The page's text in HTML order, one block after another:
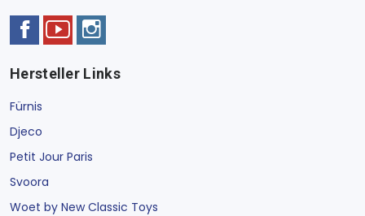
Hersteller Links
Fürnis
Djeco
Petit Jour Paris
Svoora
Woet by New Classic Toys